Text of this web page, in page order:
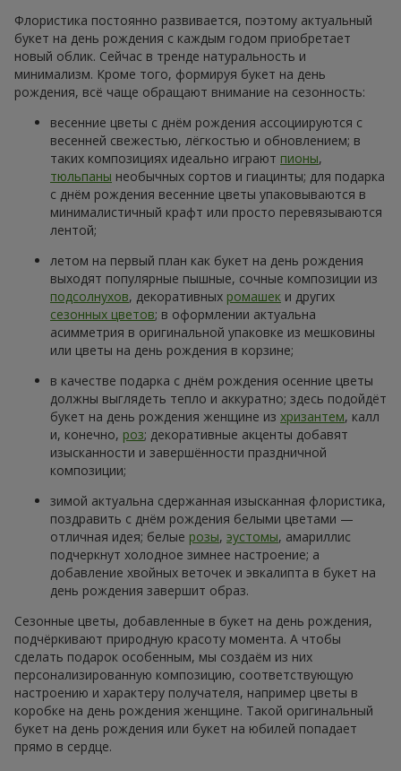
Флористика постоянно развивается, поэтому актуальный
букет на день рождения с каждым годом приобретает
новый облик. Сейчас в тренде натуральность и
минимализм. Кроме того, формируя букет на день
рождения, всё чаще обращают внимание на сезонность:
весенние цветы с днём рождения ассоциируются с
весенней свежестью, лёгкостью и обновлением; в
таких композициях идеально играют пионы,
тюльпаны необычных сортов и гиацинты; для подарка
с днём рождения весенние цветы упаковываются в
минималистичный крафт или просто перевязываются
лентой;
летом на первый план как букет на день рождения
выходят популярные пышные, сочные композиции из
подсолнухов, декоративных ромашек и других
сезонных цветов; в оформлении актуальна
асимметрия в оригинальной упаковке из мешковины
или цветы на день рождения в корзине;
в качестве подарка с днём рождения осенние цветы
должны выглядеть тепло и аккуратно; здесь подойдёт
букет на день рождения женщине из хризантем, калл
и, конечно, роз; декоративные акценты добавят
изысканности и завершённости праздничной
композиции;
зимой актуальна сдержанная изысканная флористика,
поздравить с днём рождения белыми цветами —
отличная идея; белые розы, эустомы, амариллис
подчеркнут холодное зимнее настроение; а
добавление хвойных веточек и эвкалипта в букет на
день рождения завершит образ.
Сезонные цветы, добавленные в букет на день рождения,
подчёркивают природную красоту момента. А чтобы
сделать подарок особенным, мы создаём из них
персонализированную композицию, соответствующую
настроению и характеру получателя, например цветы в
коробке на день рождения женщине. Такой оригинальный
букет на день рождения или букет на юбилей попадает
прямо в сердце.